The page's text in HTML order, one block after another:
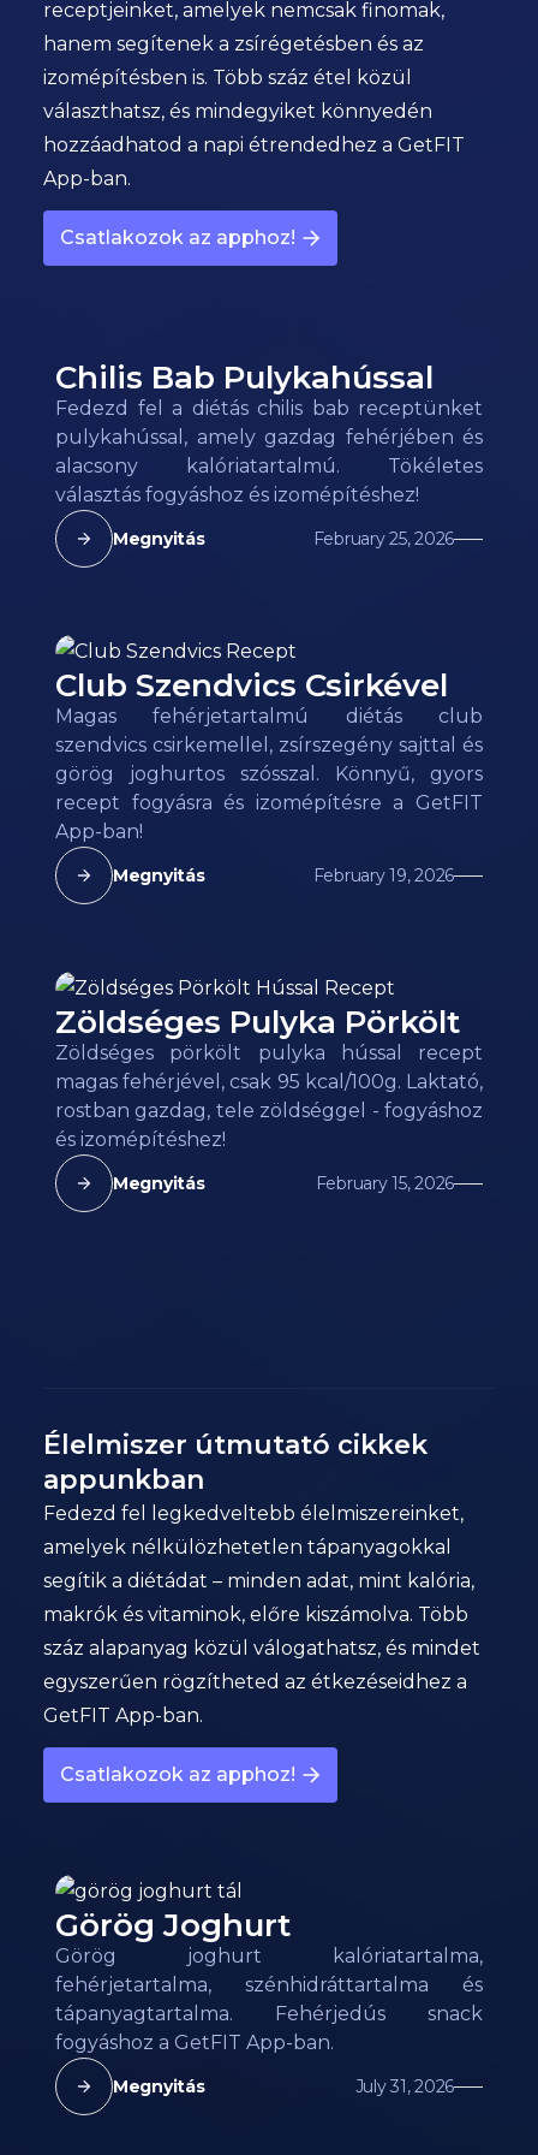
receptjeinket, amelyek nemcsak finomak,
hanem segítenek a zsírégetésben és az
izomépítésben is. Több száz étel közül
választhatsz, és mindegyiket könnyedén
hozzáadhatod a napi étrendedhez a GetFIT
App-ban.
Csatlakozok az apphoz!
Chilis Bab Pulykahússal
Fedezd fel a diétás chilis bab receptünket
pulykahússal, amely gazdag fehérjében és
alacsony kalóriatartalmú. Tökéletes
választás fogyáshoz és izomépítéshez!
Megnyitás February 25, 2026
Club Szendvics Csirkével
Magas fehérjetartalmú diétás club
szendvics csirkemellel, zsírszegény sajttal és
görög joghurtos szósszal. Könnyű, gyors
recept fogyásra és izomépítésre a GetFIT
App-ban!
Megnyitás February 19, 2026
Zöldséges Pulyka Pörkölt
Zöldséges pörkölt pulyka hússal recept
magas fehérjével, csak 95 kcal/100g. Laktató,
rostban gazdag, tele zöldséggel - fogyáshoz
és izomépítéshez!
Megnyitás February 15, 2026
Élelmiszer útmutató cikkek
appunkban
Fedezd fel legkedveltebb élelmiszereinket,
amelyek nélkülözhetetlen tápanyagokkal
segítik a diétádat – minden adat, mint kalória,
makrók és vitaminok, előre kiszámolva. Több
száz alapanyag közül válogathatsz, és mindet
egyszerűen rögzítheted az étkezéseidhez a
GetFIT App-ban.
Csatlakozok az apphoz!
Görög Joghurt
Görög joghurt kalóriatartalma,
fehérjetartalma, szénhidráttartalma és
tápanyagtartalma. Fehérjedús snack
fogyáshoz a GetFIT App-ban.
Megnyitás July 31, 2026